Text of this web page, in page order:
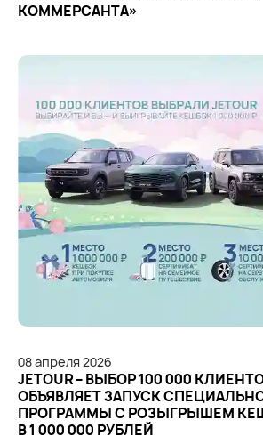
КОММЕРСАНТА»
08апреля2026
JETOUR – ВЫБОР 100 000
ОБЪЯВЛЯЕТ ЗАПУСК
ПРОГРАММЫ С РОЗЫГРЫШЕМ
В 1 000 000 РУБЛЕЙ